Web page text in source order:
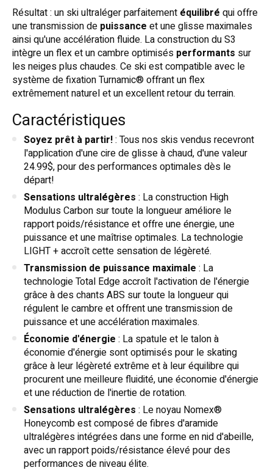
Résultat : un ski ultraléger parfaitement équilibré qui offre
une transmission de puissance et une glisse maximales
ainsi qu'une accélération fluide. La construction du S3
intègre un flex et un cambre optimisés performants sur
les neiges plus chaudes. Ce ski est compatible avec le
système de fixation Turnamic® offrant un flex
extrêmement naturel et un excellent retour du terrain.
Caractéristiques
Soyez prêt à partir!: Tous nos skis vendus recevront
l'application d'une cire de glisse à chaud, d'une valeur
24.99$, pour des performances optimales dès le
départ!
Sensations ultralégères : La construction High
Modulus Carbon sur toute la longueur améliore le
rapport poids/résistance et offre une énergie, une
puissance et une maîtrise optimales. La technologie
LIGHT + accroît cette sensation de légèreté.
Transmission de puissance maximale : La
technologie Total Edge accroît l'activation de l'énergie
grâce à des chants ABS sur toute la longueur qui
régulent le cambre et offrent une transmission de
puissance et une accélération maximales.
Économie d'énergie : La spatule et le talon à
économie d'énergie sont optimisés pour le skating
grâce à leur légèreté extrême et à leur équilibre qui
procurent une meilleure fluidité, une économie d'énergie
et une réduction de l'inertie de rotation.
Sensations ultralégères : Le noyau Nomex®
Honeycomb est composé de fibres d'aramide
ultralégères intégrées dans une forme en nid d'abeille,
avec un rapport poids/résistance élevé pour des
performances de niveau élite.